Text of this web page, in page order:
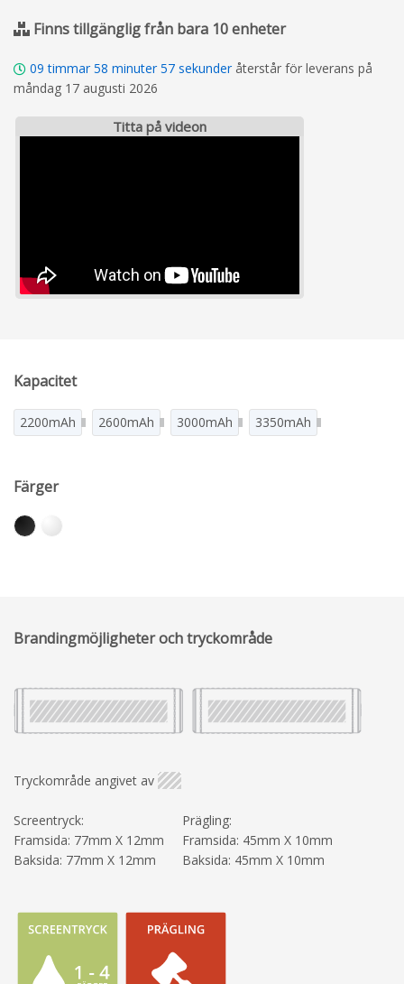
Finns tillgänglig från bara 10 enheter
09 timmar 58 minuter 56 sekunder återstår för leverans på
måndag 17 augusti 2026
Titta på videon
Kapacitet
2200mAh 2600mAh 3000mAh 3350mAh
Färger
Brandingmöjligheter och tryckområde
Tryckområde angivet av
Screentryck:
Framsida: 77mm X 12mm
Baksida: 77mm X 12mm
Prägling:
Framsida: 45mm X 10mm
Baksida: 45mm X 10mm